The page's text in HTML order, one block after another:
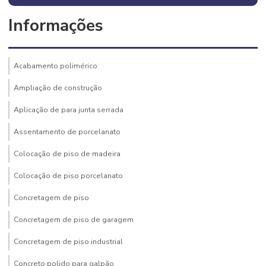
Informações
Acabamento polimérico
Ampliação de construção
Aplicação de para junta serrada
Assentamento de porcelanato
Colocação de piso de madeira
Colocação de piso porcelanato
Concretagem de piso
Concretagem de piso de garagem
Concretagem de piso industrial
Concreto polido para galpão